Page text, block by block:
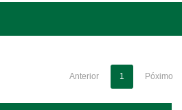
Anterior 1 Póximo